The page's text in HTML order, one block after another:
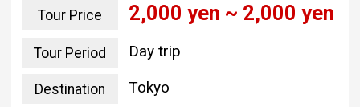
Tour Price 2,000 yen ~ 2,000 yen
Tour Period Day trip
Destination Tokyo